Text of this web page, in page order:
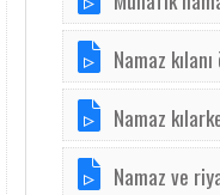
Namaz
Namaz
Namaz ve